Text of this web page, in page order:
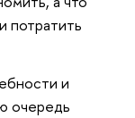
потратить
и
очередь